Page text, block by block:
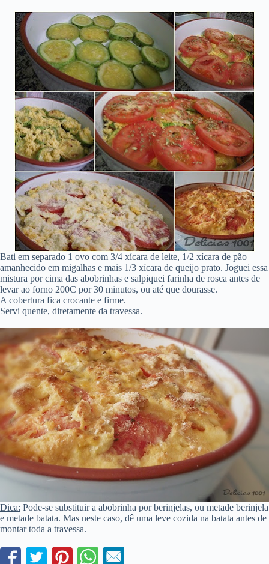
Bati em separado 1 ovo com 3/4 xícara de leite, 1/2 xícara de pão
amanhecido em migalhas e mais 1/3 xícara de queijo prato. Joguei essa
mistura por cima das abobrinhas e salpiquei farinha de rosca antes de
levar ao forno 200C por 30 minutos, ou até que dourasse.
A cobertura fica crocante e firme.
Servi quente, diretamente da travessa.
Dica: Pode-se substituir a abobrinha por berinjelas, ou metade berinjela
e metade batata. Mas neste caso, dê uma leve cozida na batata antes de
montar toda a travessa.